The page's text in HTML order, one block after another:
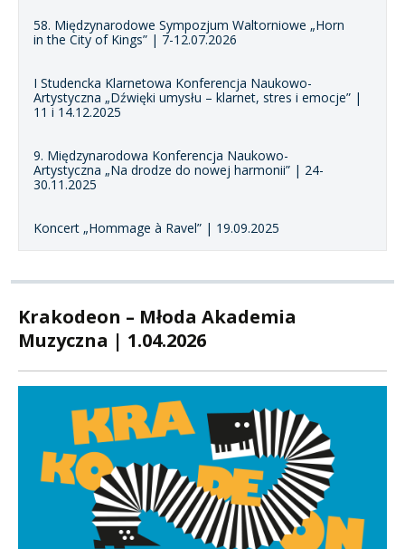
58. Międzynarodowe Sympozjum Waltorniowe „Horn
in the City of Kings” | 7-12.07.2026
I Studencka Klarnetowa Konferencja Naukowo-
Artystyczna „Dźwięki umysłu – klarnet, stres i emocje” |
11 i 14.12.2025
9. Międzynarodowa Konferencja Naukowo-
Artystyczna „Na drodze do nowej harmonii” | 24-
30.11.2025
Koncert „Hommage à Ravel” | 19.09.2025
Krakodeon – Młoda Akademia
Muzyczna | 1.04.2026